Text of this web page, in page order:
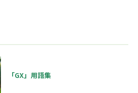
「GX」用語集